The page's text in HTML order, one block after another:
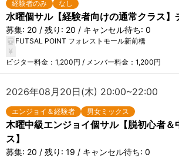
経験者のみ なし
水曜個サル【経験者向けの通常クラス
募集: 20 / 残り: 20 / キャンセル待ち: 0
FUTSAL POINT フォレストモール新前橋
ビジター料金：1,200円 / メンバー料金：1,200円
2026年08月20日(木) 20:00~22:00
エンジョイ＆経験者 男女ミックス
木曜中級エンジョイ個サル【脱初心者＆
ス】
募集: 20 / 残り: 19 / キャンセル待ち: 0